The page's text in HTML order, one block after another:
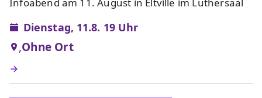
Dienstag, 11.8. 19 Uhr
,Ohne Ort